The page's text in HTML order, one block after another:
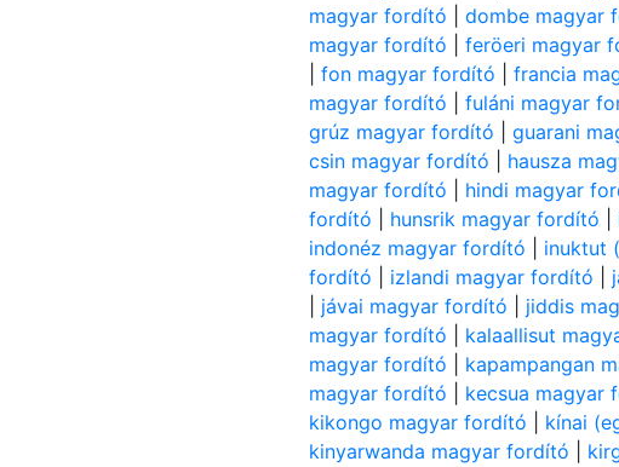
magyar fordító |dombe magyar
magyar fordító |feröeri magyar
|fon magyar fordító |francia
magyar fordító |fuláni magyar
grúz magyar fordító |guarani
csin magyar fordító
hausza
magyar fordító
hindi magyar
fordító
hunsrik magyar fordító
indonéz magyar fordító
inuktut
fordító
izlandi magyar fordító
jávai magyar fordító jiddis
magyar fordító
kalaallisut
magyar fordító
kapampangan
magyar fordító
kecsua magyar
kikongo magyar fordító
kínai
kinyarwanda magyar fordító